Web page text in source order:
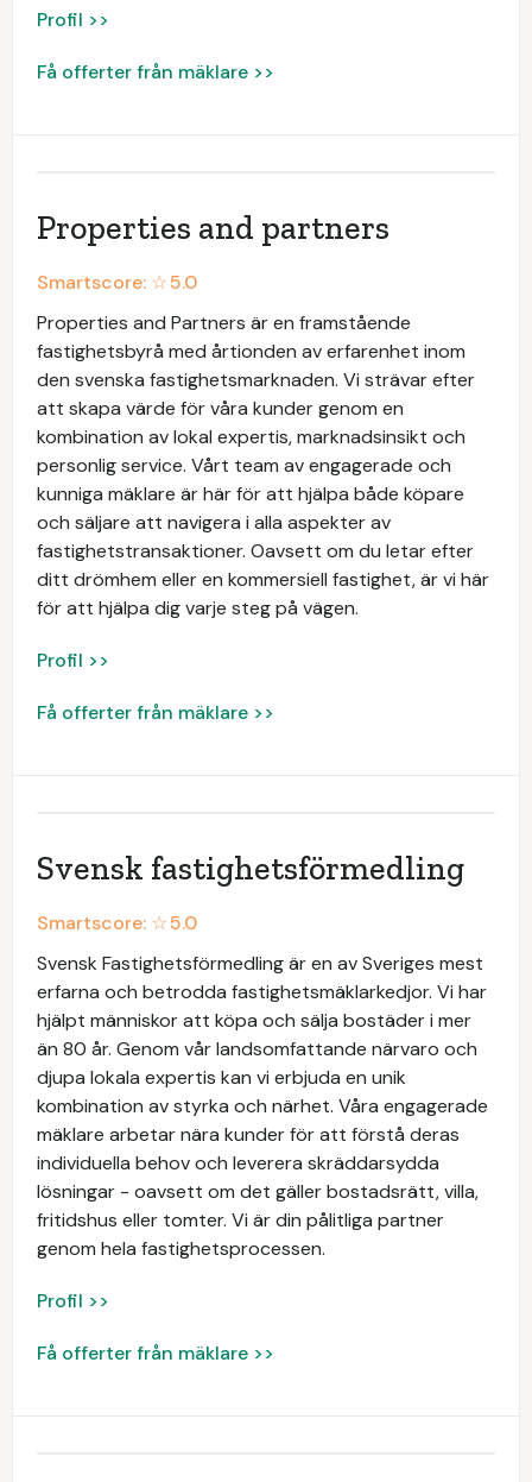
Profil >>
Få offerter från mäklare >>
Properties and partners
Smartscore: ☆5.0
Properties and Partners är en framstående
fastighetsbyrå med årtionden av erfarenhet inom
den svenska fastighetsmarknaden. Vi strävar efter
att skapa värde för våra kunder genom en
kombination av lokal expertis, marknadsinsikt och
personlig service. Vårt team av engagerade och
kunniga mäklare är här för att hjälpa både köpare
och säljare att navigera i alla aspekter av
fastighetstransaktioner. Oavsett om du letar efter
ditt drömhem eller en kommersiell fastighet, är vi här
för att hjälpa dig varje steg på vägen.
Profil >>
Få offerter från mäklare >>
Svensk fastighetsförmedling
Smartscore: ☆5.0
Svensk Fastighetsförmedling är en av Sveriges mest
erfarna och betrodda fastighetsmäklarkedjor. Vi har
hjälpt människor att köpa och sälja bostäder i mer
än 80 år. Genom vår landsomfattande närvaro och
djupa lokala expertis kan vi erbjuda en unik
kombination av styrka och närhet. Våra engagerade
mäklare arbetar nära kunder för att förstå deras
individuella behov och leverera skräddarsydda
lösningar - oavsett om det gäller bostadsrätt, villa,
fritidshus eller tomter. Vi är din pålitliga partner
genom hela fastighetsprocessen.
Profil >>
Få offerter från mäklare >>